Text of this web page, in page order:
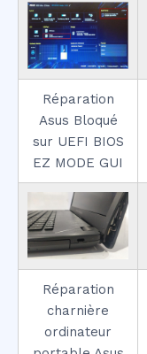
Réparation
Asus Bloqué
sur UEFI BIOS
EZ MODE GUI
Réparation
charnière
ordinateur